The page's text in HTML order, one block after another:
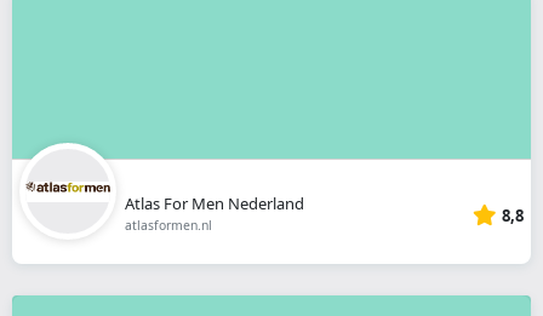
Atlas For Men Nederland
atlasformen.nl 8,8